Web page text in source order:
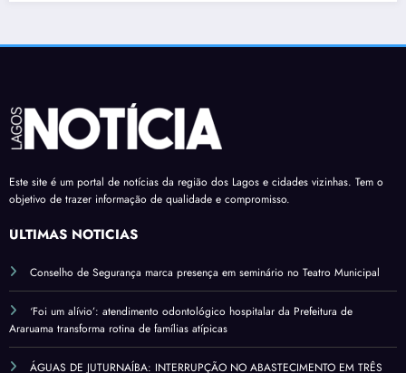
Este site é um portal de notícias da região dos Lagos e cidades vizinhas. Tem o
objetivo de trazer informação de qualidade e compromisso.
ÚLTIMAS NOTÍCIAS
Conselho de Segurança marca presença em seminário no Teatro Municipal
‘Foi um alívio’: atendimento odontológico hospitalar da Prefeitura de
Araruama transforma rotina de famílias atípicas
ÁGUAS DE JUTURNAÍBA: INTERRUPÇÃO NO ABASTECIMENTO EM TRÊS